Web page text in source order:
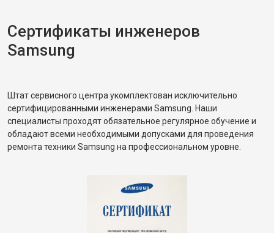
Сертификаты инженеров
Samsung
Штат сервисного центра укомплектован исключительно
сертифицированными инженерами Samsung. Наши
специалисты проходят обязательное регулярное обучение и
обладают всеми необходимыми допусками для проведения
ремонта техники Samsung на профессиональном уровне.